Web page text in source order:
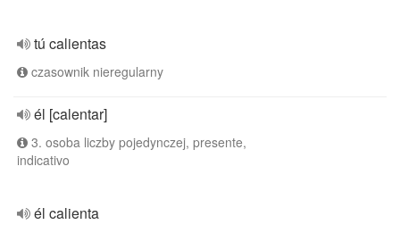
tú calientas
czasownik nieregularny
él [calentar]
3. osoba liczby pojedynczej, presente,
indicativo
él calienta